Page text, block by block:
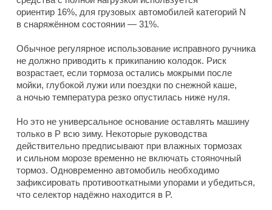
ориентир 16%, для грузовых автомобилей категорий N
в снаряжённом состоянии — 31%.
Обычное регулярное использование исправного ручника
не должно приводить к прикипанию колодок. Риск
возрастает, если тормоза остались мокрыми после
мойки, глубокой лужи или поездки по снежной каше,
а ночью температура резко опустилась ниже нуля.
Но это не универсальное основание оставлять машину
только в P всю зиму. Некоторые руководства
действительно предписывают при влажных тормозах
и сильном морозе временно не включать стояночный
тормоз. Одновременно автомобиль необходимо
зафиксировать противооткатными упорами и убедиться,
что селектор надёжно находится в P.